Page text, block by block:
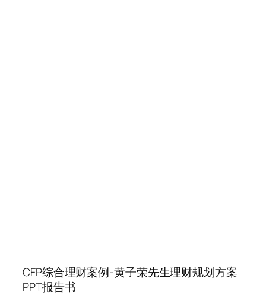
CFP综合理财案例-黄子荣先生理财规划方案
PPT报告书